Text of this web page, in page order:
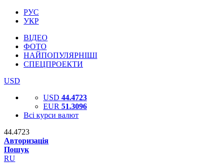
РУС
УКР
ВІДЕО
ФОТО
НАЙПОПУЛЯРНІШІ
СПЕЦПРОЕКТИ
USD
USD 44.4723
EUR 51.3096
Всі курси валют
44.4723
Авторизація
Пошук
RU